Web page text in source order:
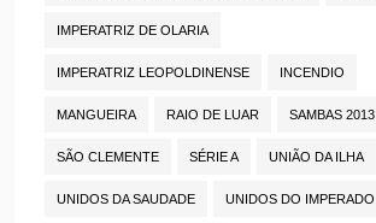
IMPERATRIZ DE OLARIA
IMPERATRIZ LEOPOLDINENSE INCENDIO
MANGUEIRA RAIO DE LUAR SAMBAS 2013
SÃO CLEMENTE SÉRIE A UNIÃO DA ILHA
UNIDOS DA SAUDADE UNIDOS DO IMPERADO